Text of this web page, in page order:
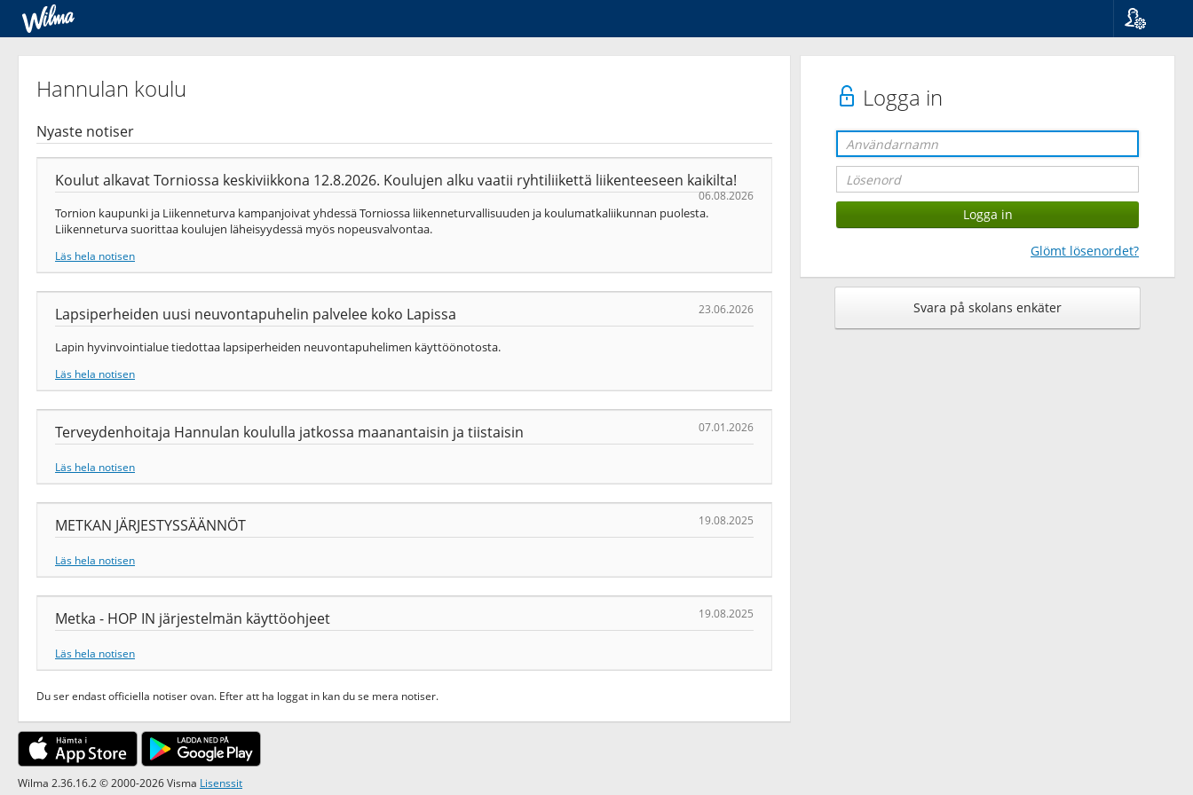
Logga in
Glömt lösenordet?
Svara på skolans enkäter
Hannulan koulu
Nyaste notiser
Koulut alkavat Torniossa keskiviikkona 12.8.2026. Koulujen alku vaatii ryhtiliikettä liikenteeseen kaikilta!
06.08.2026
Tornion kaupunki ja Liikenneturva kampanjoivat yhdessä Torniossa liikenneturvallisuuden ja koulumatkaliikunnan puolesta.
Liikenneturva suorittaa koulujen läheisyydessä myös nopeusvalvontaa.
Läs hela notisen
Lapsiperheiden uusi neuvontapuhelin palvelee koko Lapissa 23.06.2026
Lapin hyvinvointialue tiedottaa lapsiperheiden neuvontapuhelimen käyttöönotosta.
Läs hela notisen
Terveydenhoitaja Hannulan koululla jatkossa maanantaisin ja tiistaisin 07.01.2026
Läs hela notisen
METKAN JÄRJESTYSSÄÄNNÖT 19.08.2025
Läs hela notisen
Metka - HOP IN järjestelmän käyttöohjeet 19.08.2025
Läs hela notisen
Du ser endast officiella notiser ovan. Efter att ha loggat in kan du se mera notiser.
Wilma 2.36.16.2 © 2000-2026 Visma Lisenssit